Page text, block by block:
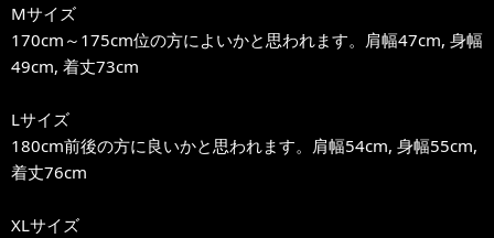
Mサイズ
170cm～175cm位の方によいかと思われます。肩幅47cm, 身幅
49cm, 着丈73cm
Lサイズ
180cm前後の方に良いかと思われます。肩幅54cm, 身幅55cm,
着丈76cm
XLサイズ